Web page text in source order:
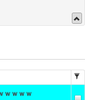
ｗｗｗｗ